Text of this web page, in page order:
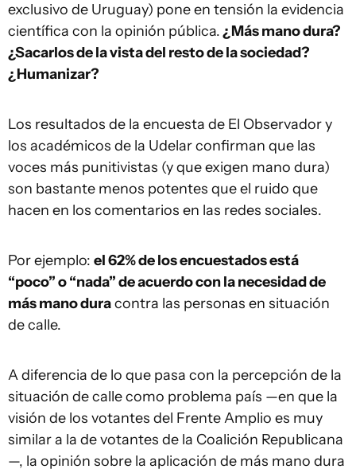
exclusivo de Uruguay) pone en tensión la evidencia
científica con la opinión pública.¿Más mano dura?
¿Sacarlos de la vista del resto de la sociedad?
¿Humanizar?
Los resultados de la encuesta de El Observador y
los académicos de la Udelar confirman que las
voces más punitivistas (y que exigen mano dura)
son bastante menos potentes que el ruido que
hacen en los comentarios en las redes sociales.
Por ejemplo: el 62% de los encuestados está
“poco” o “nada” de acuerdo con la necesidad de
más mano duracontra las personas en situación
de calle.
A diferencia de lo que pasa con la percepción de la
situación de calle como problema país —en que la
visión de los votantes del Frente Amplio es muy
similar a la de votantes de la Coalición Republicana
—, la opinión sobre la aplicación de más mano dura